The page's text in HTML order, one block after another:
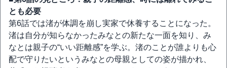
とも必要
第6話では渚が体調を崩し実家で休養することになった。
渚は自分が知らなかったみなとの新たな一面を知り、み
なとは親子の“いい距離感”を学ぶ。渚のことが誰よりも心
配で守りたいというみなとの母親としての姿が描かれ、